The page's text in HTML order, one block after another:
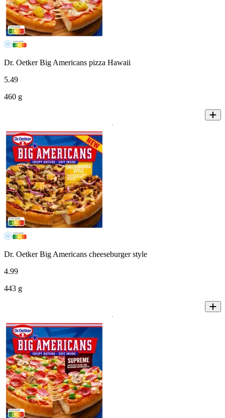
Dr. Oetker Big Americans pizza Hawaii
5.49
460 g
Dr. Oetker Big Americans cheeseburger style
4.99
443 g